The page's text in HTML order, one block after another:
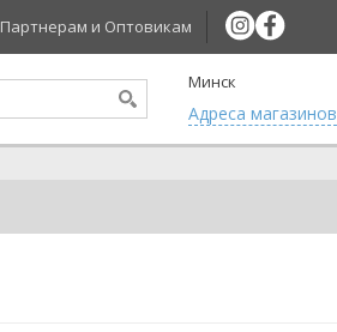
Партнерам и Оптовикам
Минск
Aдреса магазинов